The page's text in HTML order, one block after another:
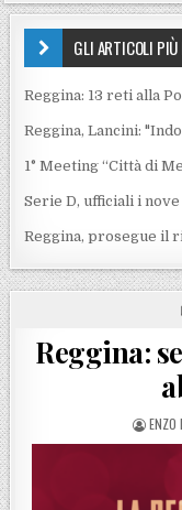
GLI ARTICOLI PIÙ
Reggina: 13 reti alla
Reggina, Lancini:
1° Meeting “Città di
Serie D, ufficiali i
Reggina, prosegue il
Reggina:
ENZO